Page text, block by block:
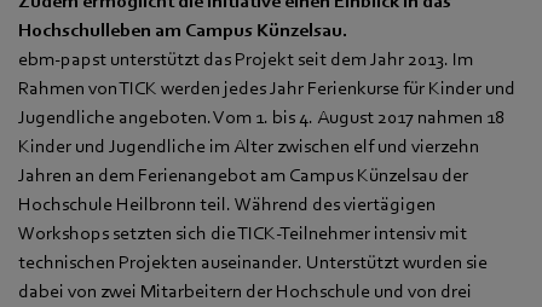
Hochschulleben am Campus Künzelsau.
ebm-papst unterstützt das Projekt seit dem Jahr 2013. Im
Rahmen von TICK werden jedes Jahr Ferienkurse für Kinder und
Jugendliche angeboten. Vom 1. bis 4. August 2017 nahmen 18
Kinder und Jugendliche im Alter zwischen elf und vierzehn
Jahren an dem Ferienangebot am Campus Künzelsau der
Hochschule Heilbronn teil. Während des viertägigen
Workshops setzten sich die TICK-Teilnehmer intensiv mit
technischen Projekten auseinander. Unterstützt wurden sie
dabei von zwei Mitarbeitern der Hochschule und von drei